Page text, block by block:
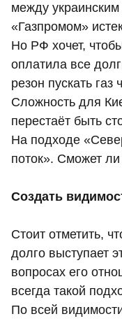
между
«Газпромом»
Но РФ хочет,
оплатила все
резон пускать
Сложность для
перестаёт быть
На подходе
поток». Сможет
Создать
Стоит отметить,
долго выступает
вопросах его
всегда такой
По всей